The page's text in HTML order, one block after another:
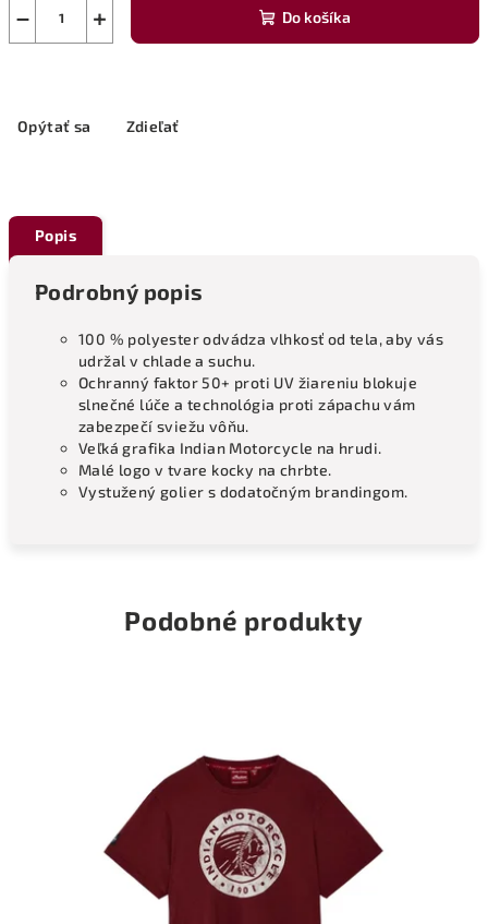
+
− Do košíka
Opýtať sa Zdieľať
Popis
Podrobný popis
100 % polyester odvádza vlhkosť od tela, aby vás
udržal v chlade a suchu.
Ochranný faktor 50+ proti UV žiareniu blokuje
slnečné lúče a technológia proti zápachu vám
zabezpečí sviežu vôňu.
Veľká grafika Indian Motorcycle na hrudi.
Malé logo v tvare kocky na chrbte.
Vystužený golier s dodatočným brandingom.
Podobné produkty